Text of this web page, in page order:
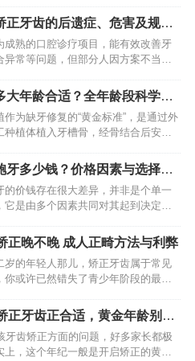
在的颌骨发育问题予以忽视，又不可
长过程…
正牙齿的后遗症、危害及规避
成熟的口腔诊疗项目，能有效改善牙
异常等问题，但部分人因方案不当、
矫正初期的酸胀、口腔溃疡等属正常
自行缓解，而…
大年龄合适？全年龄段科学指
）
作为缺牙修复的“黄金标准”，是通过外
种植体植入牙槽骨，经骨结合后安装
方式，它凭借稳固性强、美观自然、
优势，成…
牙多少钱？价格因素与选择全
的价钱存在很大差异，并非是个单一
它是由多个因素共同对其起到决定作
格背后所存在的构成状况，能够助力
智的决策，从…
正晚不晚 成人正畸方法与利弊
岁的年轻人那儿，矫正牙齿属于常见
你或许已然错失了青少年阶段的最佳
层面是全然可行的，其目的不光在于
齐，更是关系…
正牙齿正合适，黄金年龄别错
牙齿矫正方面的问题，好多家长都极
上，这个年纪一般是开启矫正的黄金